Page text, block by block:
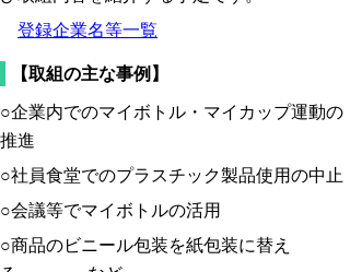
登録企業名等一覧
【取組の主な事例】
○企業内でのマイボトル・マイカップ運動の
推進
○社員食堂でのプラスチック製品使用の中止
○会議等でマイボトルの活用
○商品のビニール包装を紙包装に替え